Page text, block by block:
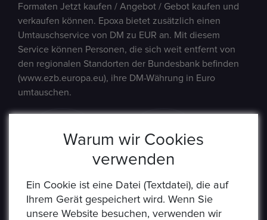
Formaten Jetzt kaufen / Angebot / Gebot kaufen und
verkaufen können. Epoxa bietet zusätzlich einen
Umtauschservice von DM zu EUR an. Mit diesem
Service können Personen, die sich weit entfernt von
den regionalen Standorten der Bundesbank befinden
(www.ezb.europa.eu), ihre DM-Währung in Euro
umtauschen.
Warum wir Cookies
verwenden
Ein Cookie ist eine Datei (Textdatei), die auf
Ihrem Gerät gespeichert wird. Wenn Sie
unsere Website besuchen, verwenden wir